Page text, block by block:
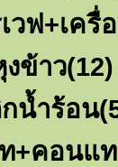
วฟ+เครื่
ข้าว(12)
น้ำร้อน
+คอนแ